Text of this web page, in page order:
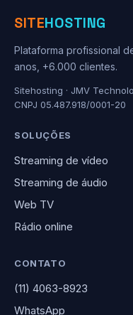
SITEHOSTING
Plataforma profissional
anos, +6.000 clientes.
Sitehosting · JMV
CNPJ 05.487.918/0001-20
SOLUÇÕES
Streaming de vídeo
Streaming de áudio
Web TV
Rádio online
CONTATO
(11) 4063-8923
WhatsApp